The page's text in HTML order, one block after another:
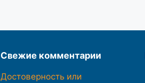
Свежие комментарии
Достоверность или